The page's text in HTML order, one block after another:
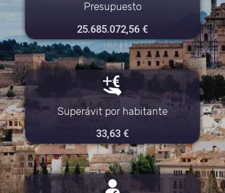
Presupuesto
25.685.072,56 €
Superávit por habitante
33,63 €